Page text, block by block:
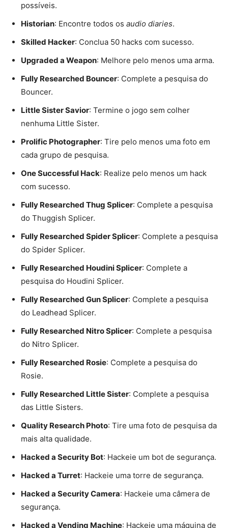
possíveis.
Historian: Encontre todos os audio diaries.
Skilled Hacker: Conclua 50 hacks com sucesso.
Upgraded a Weapon: Melhore pelo menos uma arma.
Fully Researched Bouncer: Complete a pesquisa do
Bouncer.
Little Sister Savior: Termine o jogo sem colher
nenhuma Little Sister.
Prolific Photographer: Tire pelo menos uma foto em
cada grupo de pesquisa.
One Successful Hack: Realize pelo menos um hack
com sucesso.
Fully Researched Thug Splicer: Complete a pesquisa
do Thuggish Splicer.
Fully Researched Spider Splicer: Complete a pesquisa
do Spider Splicer.
Fully Researched Houdini Splicer: Complete a
pesquisa do Houdini Splicer.
Fully Researched Gun Splicer: Complete a pesquisa
do Leadhead Splicer.
Fully Researched Nitro Splicer: Complete a pesquisa
do Nitro Splicer.
Fully Researched Rosie: Complete a pesquisa do
Rosie.
Fully Researched Little Sister: Complete a pesquisa
das Little Sisters.
Quality Research Photo: Tire uma foto de pesquisa da
mais alta qualidade.
Hacked a Security Bot: Hackeie um bot de segurança.
Hacked a Turret: Hackeie uma torre de segurança.
Hacked a Security Camera: Hackeie uma câmera de
segurança.
Hacked a Vending Machine: Hackeie uma máquina de